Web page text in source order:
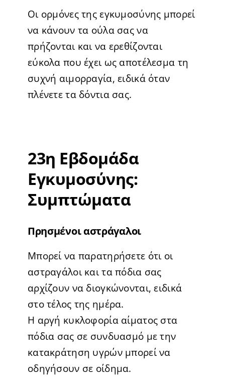
Οι ορμόνες της εγκυμοσύνης μπορεί
να κάνουν τα ούλα σας να
πρήζονται και να ερεθίζονται
εύκολα που έχει ως αποτέλεσμα τη
συχνή αιμορραγία, ειδικά όταν
πλένετε τα δόντια σας.
23η Εβδομάδα
Εγκυμοσύνης:
Συμπτώματα
Πρησμένοι αστράγαλοι
Μπορεί να παρατηρήσετε ότι οι
αστραγάλοι και τα πόδια σας
αρχίζουν να διογκώνονται, ειδικά
στο τέλος της ημέρα.
Η αργή κυκλοφορία αίματος στα
πόδια σας σε συνδυασμό με την
κατακράτηση υγρών μπορεί να
οδηγήσουν σε οίδημα.